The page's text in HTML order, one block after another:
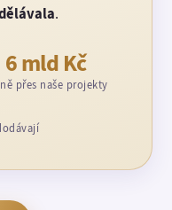
.
6 mld Kč
přes naše projekty